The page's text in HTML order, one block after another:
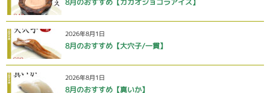
2026年8月1日
8月のおすすめ【大穴子/一貫】
2026年8月1日
8月のおすすめ【真いか】